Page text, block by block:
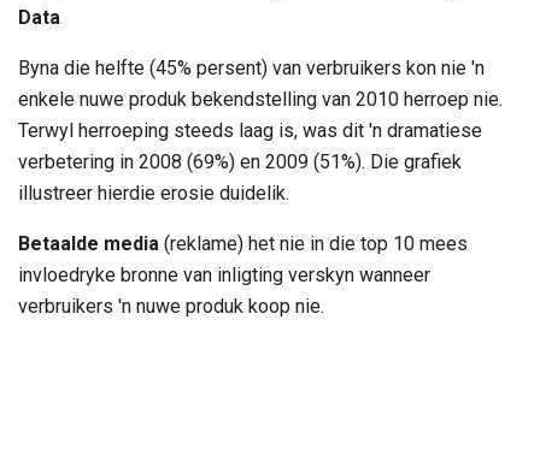
Data
Byna die helfte (45% persent) van verbruikers kon nie 'n
enkele nuwe produk bekendstelling van 2010 herroep nie.
Terwyl herroeping steeds laag is, was dit 'n dramatiese
verbetering in 2008 (69%) en 2009 (51%). Die grafiek
illustreer hierdie erosie duidelik.
Betaalde media (reklame) het nie in die top 10 mees
invloedryke bronne van inligting verskyn wanneer
verbruikers 'n nuwe produk koop nie.